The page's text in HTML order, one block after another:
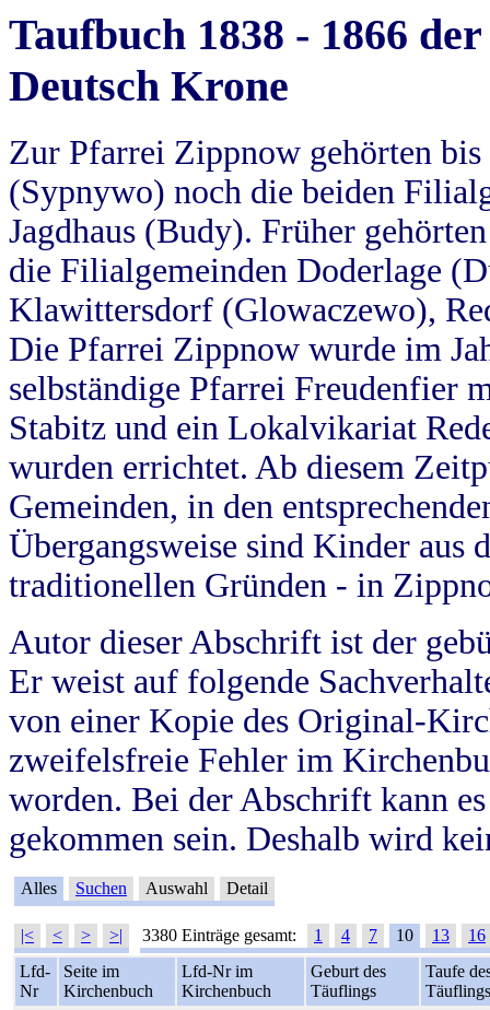
Taufbuch 1838 - 1866
Deutsch Krone
Zur Pfarrei Zippnow gehörten
(Sypnywo) noch die beiden
Jagdhaus (Budy). Früher
die Filialgemeinden Doderlage
Klawittersdorf (Glowaczewo),
Die Pfarrei Zippnow wurde im
selbständige Pfarrei Freudenfier
Stabitz und ein Lokalvikariat
wurden errichtet. Ab diesem
Gemeinden, in den
Übergangsweise sind Kinder aus
traditionellen Gründen - in
Autor dieser Abschrift ist der
Er weist auf folgende
von einer Kopie des Original-
zweifelsfreie Fehler im
worden. Bei der Abschrift kann
gekommen sein. Deshalb wird
Alles Suchen Auswahl Detail
|< < > >| 3380 Einträge gesamt: 1 4 7 10 13
16
Lfd-
Nr
Seite im
Kirchenbuch
Lfd-Nr im
Kirchenbuch
Geburt des
Täuflings
Taufe
Täuflings